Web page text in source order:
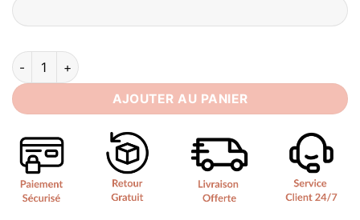
quantité de Robe de Mariée Bohème Civil
AJOUTER AU PANIER